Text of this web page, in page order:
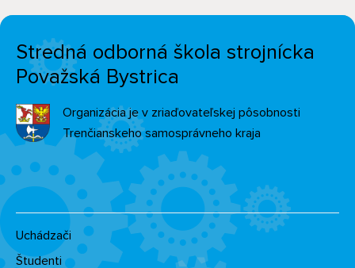
Stredná odborná škola strojnícka
Považská Bystrica
Organizácia je v zriaďovateľskej pôsobnosti
Trenčianskeho samosprávneho kraja
Uchádzači
Študenti